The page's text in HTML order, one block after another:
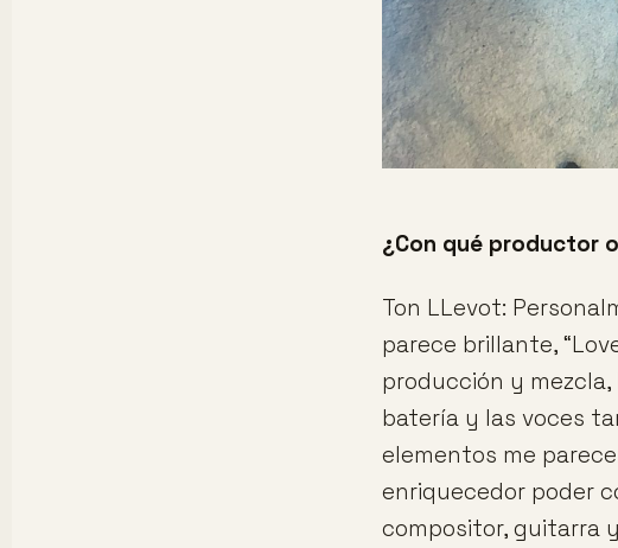
¿Con qué productor
Ton LLevot:
parece brillante,
producción y
batería y las voces
elementos me
enriquecedor poder
compositor, guitarra